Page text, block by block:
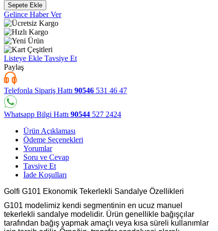
Sepete Ekle
Gelince Haber Ver
Listeye Ekle Tavsiye Et
Paylaş
Telefonla Sipariş Hattı 90546 531 46 47
Whatsapp Bilgi Hattı 90544 527 2424
Ürün Açıklaması
Ödeme Seçenekleri
Yorumlar
Soru ve Cevap
Tavsiye Et
İade Koşulları
Golfi G101 Ekonomik Tekerlekli Sandalye Özellikleri
G101 modelimiz kendi segmentinin en ucuz manuel
tekerlekli sandalye modelidir. Ürün genellikle bağışçılar
tarafından bağış yapmak amaçlı veya kısa süreli kullanımlar